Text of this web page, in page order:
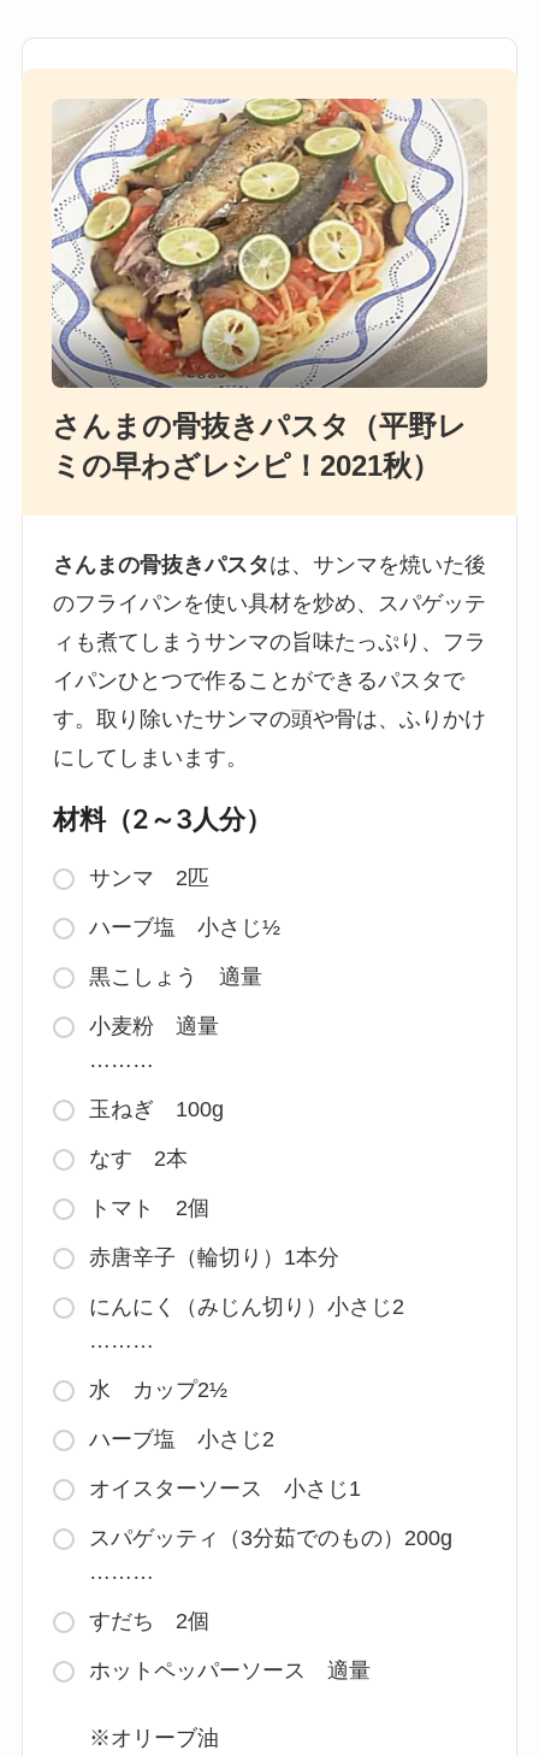
さんまの骨抜きパスタ（平野レ
ミの早わざレシピ！2021秋）
さんまの骨抜きパスタは、サンマを焼いた後
のフライパンを使い具材を炒め、スパゲッテ
ィも煮てしまうサンマの旨味たっぷり、フラ
イパンひとつで作ることができるパスタで
す。取り除いたサンマの頭や骨は、ふりかけ
にしてしまいます。
材料（2～3人分）
サンマ 2匹
ハーブ塩 小さじ½
黒こしょう 適量
小麦粉 適量
………
玉ねぎ 100g
なす 2本
トマト 2個
赤唐辛子（輪切り）1本分
にんにく（みじん切り）小さじ2
………
水 カップ2½
ハーブ塩 小さじ2
オイスターソース 小さじ1
スパゲッティ（3分茹でのもの）200g
………
すだち 2個
ホットペッパーソース 適量
※オリーブ油